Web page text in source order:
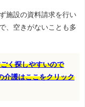
施設の資料請求を行い
、空きがないことも多
く探しやすいので
介護はここをクリック